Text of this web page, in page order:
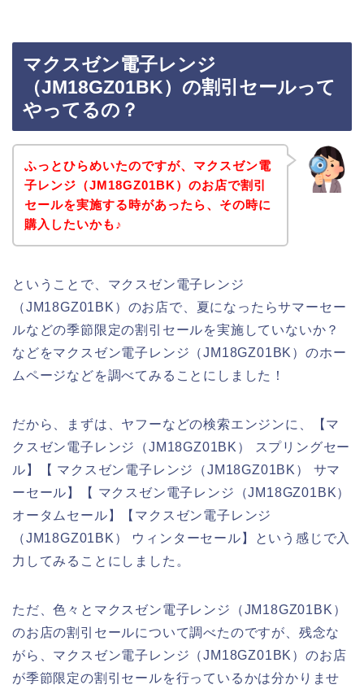
マクスゼン電子レンジ
（JM18GZ01BK）の割引セールって
やってるの？
ふっとひらめいたのですが、マクスゼン電
子レンジ（JM18GZ01BK）のお店で割引
セールを実施する時があったら、その時に
購入したいかも♪
ということで、マクスゼン電子レンジ
（JM18GZ01BK）のお店で、夏になったらサマーセー
ルなどの季節限定の割引セールを実施していないか？
などをマクスゼン電子レンジ（JM18GZ01BK）のホー
ムページなどを調べてみることにしました！
だから、まずは、ヤフーなどの検索エンジンに、【マ
クスゼン電子レンジ（JM18GZ01BK） スプリングセー
ル】【 マクスゼン電子レンジ（JM18GZ01BK） サマ
ーセール】【 マクスゼン電子レンジ（JM18GZ01BK）
オータムセール】【マクスゼン電子レンジ
（JM18GZ01BK） ウィンターセール】という感じで入
力してみることにしました。
ただ、色々とマクスゼン電子レンジ（JM18GZ01BK）
のお店の割引セールについて調べたのですが、残念な
がら、マクスゼン電子レンジ（JM18GZ01BK）のお店
が季節限定の割引セールを行っているかは分かりませ